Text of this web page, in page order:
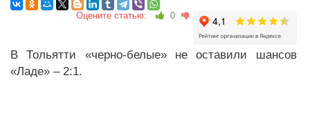
Оцените статью: 0
В Тольятти «черно-белые» не оставили шансов
«Ладе» – 2:1.